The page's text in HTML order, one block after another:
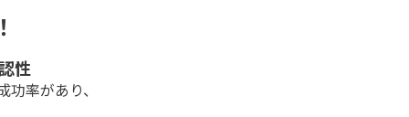
性
率があり、